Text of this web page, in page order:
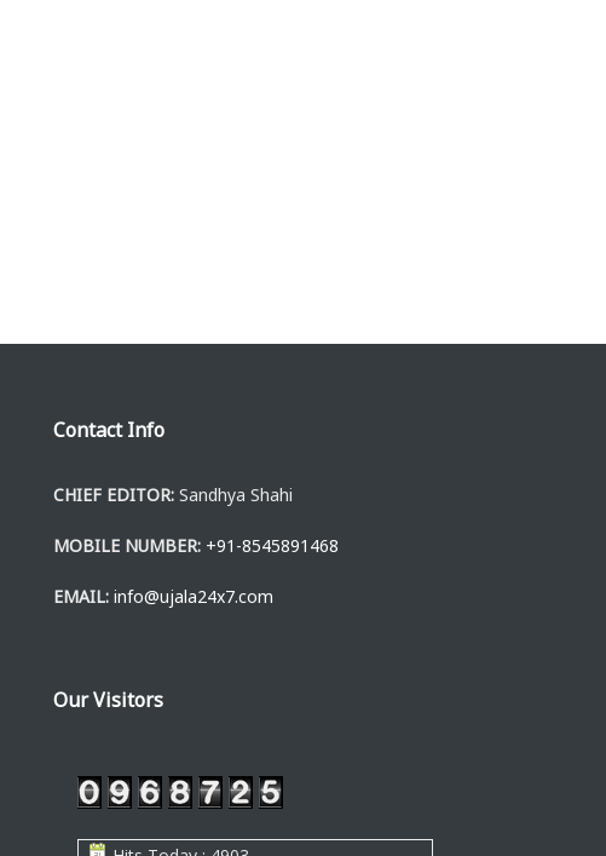
Contact Info
CHIEF EDITOR: Sandhya Shahi
MOBILE NUMBER: +91-8545891468
EMAIL: info@ujala24x7.com
Our Visitors